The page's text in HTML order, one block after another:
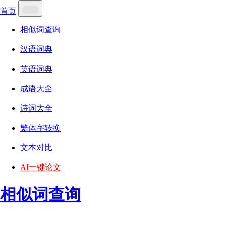
首页
相似词查询
汉语词典
英语词典
成语大全
诗词大全
繁体字转换
文本对比
AI一键论文
相似词查询